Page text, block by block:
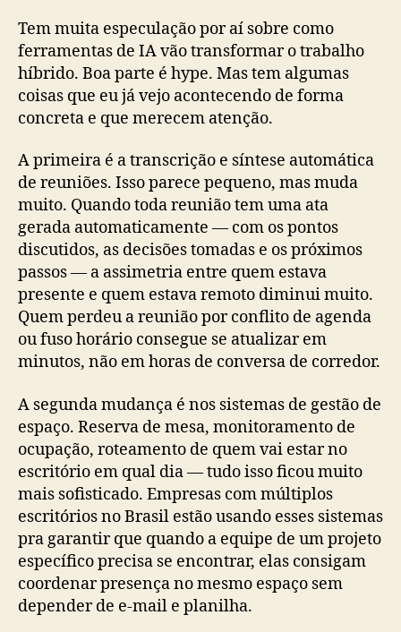
Tem muita especulação por aí sobre como
ferramentas de IA vão transformar o trabalho
híbrido. Boa parte é hype. Mas tem algumas
coisas que eu já vejo acontecendo de forma
concreta e que merecem atenção.
A primeira é a transcrição e síntese automática
de reuniões. Isso parece pequeno, mas muda
muito. Quando toda reunião tem uma ata
gerada automaticamente — com os pontos
discutidos, as decisões tomadas e os próximos
passos — a assimetria entre quem estava
presente e quem estava remoto diminui muito.
Quem perdeu a reunião por conflito de agenda
ou fuso horário consegue se atualizar em
minutos, não em horas de conversa de corredor.
A segunda mudança é nos sistemas de gestão de
espaço. Reserva de mesa, monitoramento de
ocupação, roteamento de quem vai estar no
escritório em qual dia — tudo isso ficou muito
mais sofisticado. Empresas com múltiplos
escritórios no Brasil estão usando esses sistemas
pra garantir que quando a equipe de um projeto
específico precisa se encontrar, elas consigam
coordenar presença no mesmo espaço sem
depender de e-mail e planilha.